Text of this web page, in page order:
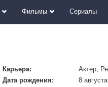
Фильмы Сериалы
Карьера:
Актер,
Дата рождения:
8